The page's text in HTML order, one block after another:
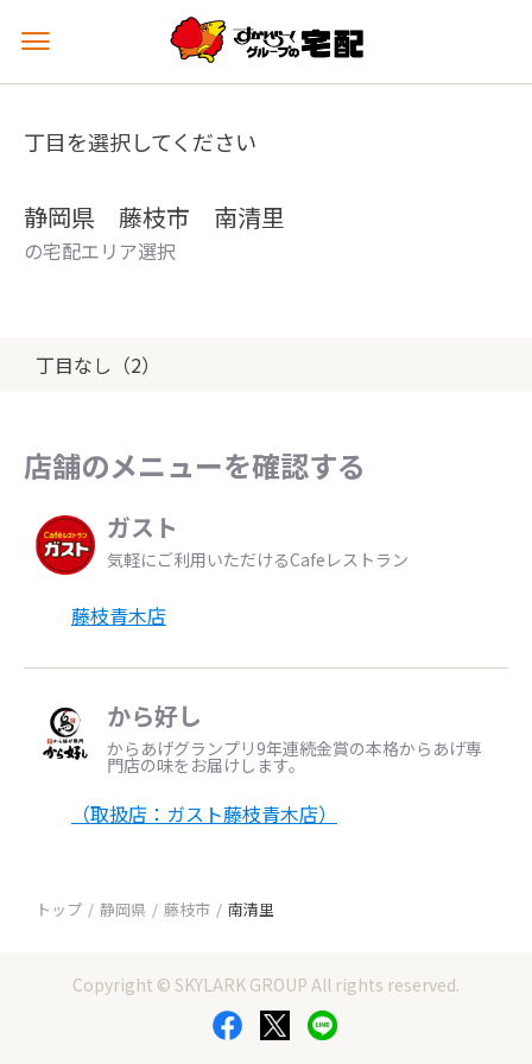
メ
ュ
を
丁目を選択してください
静岡県 藤枝市 南清里
の宅配エリア選択
丁目なし（2）
店舗のメニューを確認する
ガスト
気軽にご利用いただけるCafeレストラン
藤枝青木店
から好し
からあげグランプリ9年連続金賞の本格からあげ専
門店の味をお届けします。
（取扱店：ガスト藤枝青木店）
トップ 静岡県 藤枝市 南清里
Copyright © SKYLARK GROUP All rights reserved.